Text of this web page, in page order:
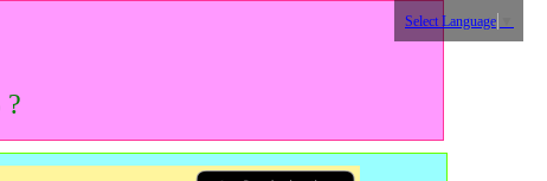
Select Language
?